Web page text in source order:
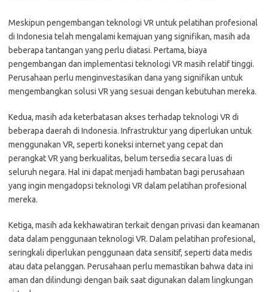
Meskipun pengembangan teknologi VR untuk pelatihan profesional
di Indonesia telah mengalami kemajuan yang signifikan, masih ada
beberapa tantangan yang perlu diatasi. Pertama, biaya
pengembangan dan implementasi teknologi VR masih relatif tinggi.
Perusahaan perlu menginvestasikan dana yang signifikan untuk
mengembangkan solusi VR yang sesuai dengan kebutuhan mereka.
Kedua, masih ada keterbatasan akses terhadap teknologi VR di
beberapa daerah di Indonesia. Infrastruktur yang diperlukan untuk
menggunakan VR, seperti koneksi internet yang cepat dan
perangkat VR yang berkualitas, belum tersedia secara luas di
seluruh negara. Hal ini dapat menjadi hambatan bagi perusahaan
yang ingin mengadopsi teknologi VR dalam pelatihan profesional
mereka.
Ketiga, masih ada kekhawatiran terkait dengan privasi dan keamanan
data dalam penggunaan teknologi VR. Dalam pelatihan profesional,
seringkali diperlukan penggunaan data sensitif, seperti data medis
atau data pelanggan. Perusahaan perlu memastikan bahwa data ini
aman dan dilindungi dengan baik saat digunakan dalam lingkungan